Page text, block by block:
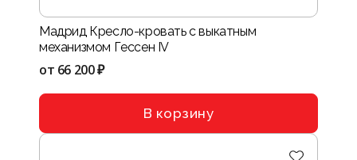
Мадрид Кресло-кровать с выкатным
механизмом Гессен IV
от 66 200 ₽
В корзину